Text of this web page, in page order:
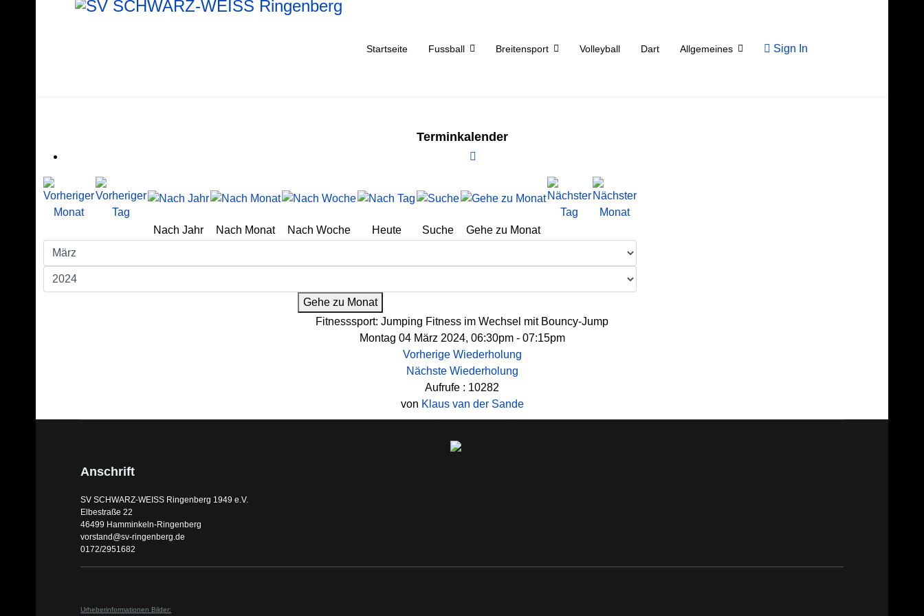
Startseite Fussball Breitensport Volleyball Dart Allgemeines Sign In
Terminkalender
Nach Jahr Nach Monat Nach Woche Heute Suche Gehe zu Monat
Gehe zu Monat
Fitnesssport: Jumping Fitness im Wechsel mit Bouncy-Jump
Montag 04 März 2024, 06:30pm - 07:15pm
Vorherige Wiederholung
Nächste Wiederholung
Aufrufe : 10282
von Klaus van der Sande
Anschrift
SV SCHWARZ-WEISS Ringenberg 1949 e.V.
Elbestraße 22
46499 Hamminkeln-Ringenberg
vorstand@sv-ringenberg.de
0172/2951682
Urheberinformationen Bilder: